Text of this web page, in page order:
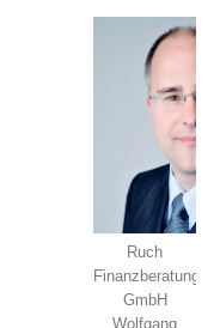
Ruch
Finanzberatung
GmbH
Wolfgang